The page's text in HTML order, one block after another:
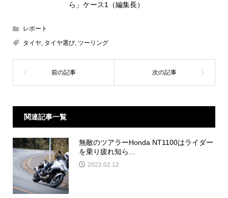
ら」ケース1（編集長）
レポート
タイヤ, タイヤ選び, ツーリング
関連記事一覧
無敵のツアラーHonda NT1100はライダー
を乗り疲れ知ら...
2022.02.12